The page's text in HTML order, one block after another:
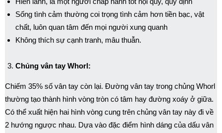
Sống tình cảm thường coi trọng tình cảm hơn tiền bạc, vật
chất, luôn quan tâm đến mọi người xung quanh
Không thích sự cạnh tranh, mâu thuẫn.
Chủng vân tay Whorl:
Chiếm 35% số vân tay còn lại. Đường vân tay trong chủng Whorl
thường tạo thành hình vòng tròn có tâm hay đường xoáy ở giữa.
Có thể xuất hiện hai hình vòng cung trên chủng vân tay này đi về
2 hướng ngược nhau. Dựa vào đặc điểm hình dáng của dấu vân